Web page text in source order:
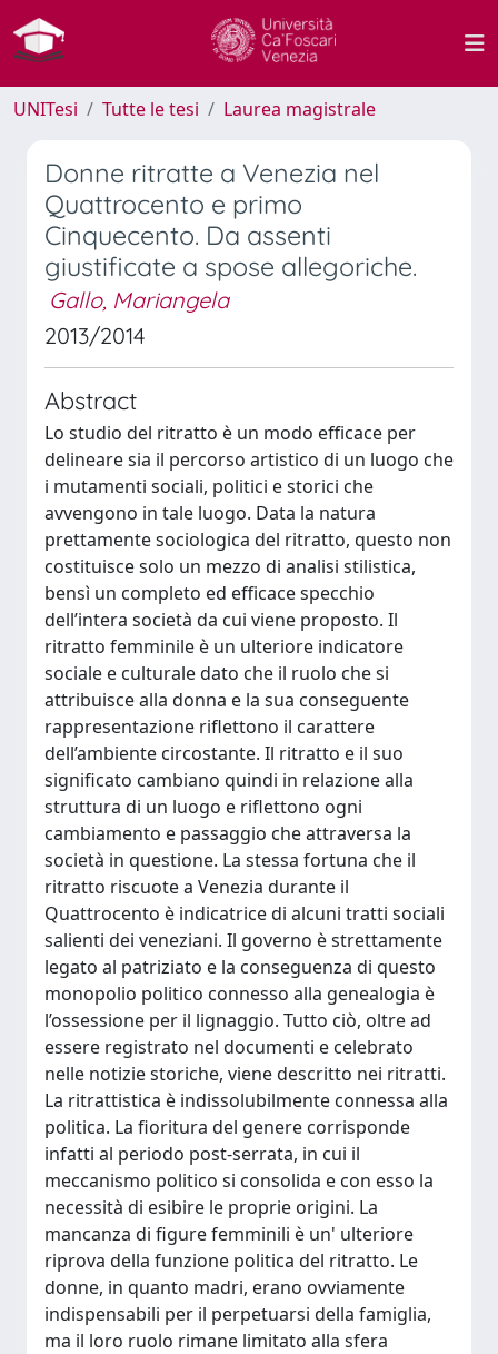
UNITesi Tutte le tesi Laurea magistrale
Donne ritratte a Venezia nel
Quattrocento e primo
Cinquecento. Da assenti
giustificate a spose allegoriche.
Gallo, Mariangela
2013/2014
Abstract
Lo studio del ritratto è un modo efficace per
delineare sia il percorso artistico di un luogo che
i mutamenti sociali, politici e storici che
avvengono in tale luogo. Data la natura
prettamente sociologica del ritratto, questo non
costituisce solo un mezzo di analisi stilistica,
bensì un completo ed efficace specchio
dell’intera società da cui viene proposto. Il
ritratto femminile è un ulteriore indicatore
sociale e culturale dato che il ruolo che si
attribuisce alla donna e la sua conseguente
rappresentazione riflettono il carattere
dell’ambiente circostante. Il ritratto e il suo
significato cambiano quindi in relazione alla
struttura di un luogo e riflettono ogni
cambiamento e passaggio che attraversa la
società in questione. La stessa fortuna che il
ritratto riscuote a Venezia durante il
Quattrocento è indicatrice di alcuni tratti sociali
salienti dei veneziani. Il governo è strettamente
legato al patriziato e la conseguenza di questo
monopolio politico connesso alla genealogia è
l’ossessione per il lignaggio. Tutto ciò, oltre ad
essere registrato nel documenti e celebrato
nelle notizie storiche, viene descritto nei ritratti.
La ritrattistica è indissolubilmente connessa alla
politica. La fioritura del genere corrisponde
infatti al periodo post-serrata, in cui il
meccanismo politico si consolida e con esso la
necessità di esibire le proprie origini. La
mancanza di figure femminili è un' ulteriore
riprova della funzione politica del ritratto. Le
donne, in quanto madri, erano ovviamente
indispensabili per il perpetuarsi della famiglia,
ma il loro ruolo rimane limitato alla sfera